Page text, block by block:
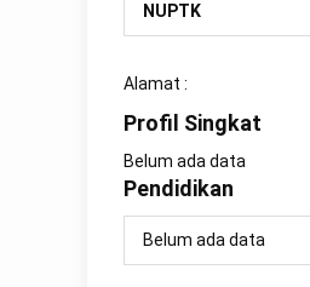
NUPTK
Alamat :
Profil Singkat
Belum ada data
Pendidikan
Belum ada data